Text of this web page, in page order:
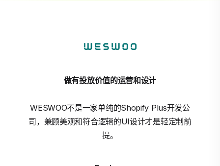
做有投放价值的运营和设计
WESWOO不是一家单纯的Shopify Plus开发公
司，兼顾美观和符合逻辑的UI设计才是轻定制前
提。